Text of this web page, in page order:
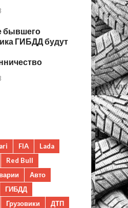
бывшего
ГИБДД будут
FIA
Lada
Red Bull
Авто
ГИБДД
Грузовики
ДТП